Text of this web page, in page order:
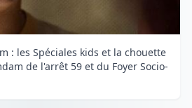
: les Spéciales kids et la chouette
de l'arrêt 59 et du Foyer Socio-